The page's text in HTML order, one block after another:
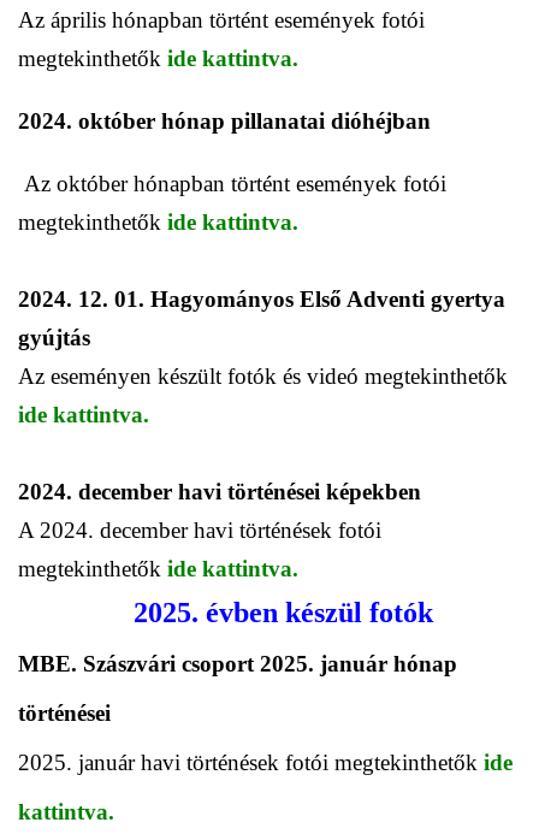
Az április hónapban történt események fotói
megtekinthetők ide kattintva.
2024. október hónap pillanatai dióhéjban
Az október hónapban történt események fotói
megtekinthetők ide kattintva.
2024. 12. 01. Hagyományos Első Adventi gyertya
gyújtás
Az eseményen készült fotók és videó megtekinthetők
ide kattintva.
2024. december havi történései képekben
A 2024. december havi történések fotói
megtekinthetők ide kattintva.
2025. évben készül fotók
MBE. Szászvári csoport 2025. január hónap
történései
2025. január havi történések fotói megtekinthetők ide
kattintva.